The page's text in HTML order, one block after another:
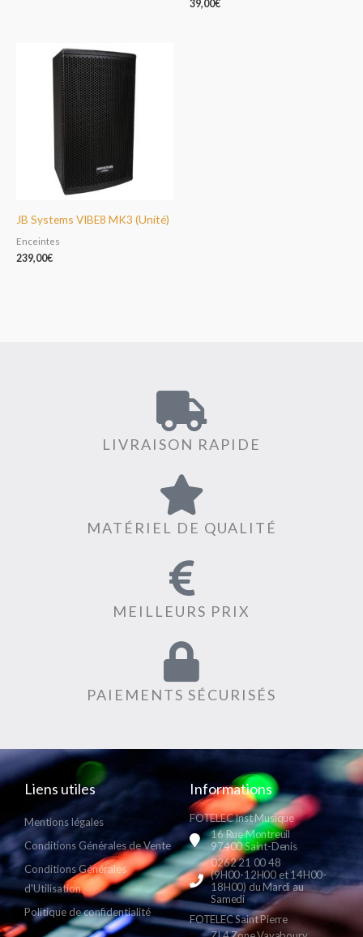
39,00€
JB Systems VIBE8 MK3 (Unité)
Enceintes
239,00€
LIVRAISON RAPIDE
MATÉRIEL DE QUALITÉ
MEILLEURS PRIX
PAIEMENTS SÉCURISÉS
Liens utiles
Mentions légales
Conditions Générales de Vente
Conditions Générales
d'Utilisation
Politique de confidentialité
Informations
FOTELEC Inst Musique
16 Rue Montreuil
97400 Saint-Denis
0262 21 00 48
(9H00-12H00 et 14H00-
18H00) du Mardi au
Samedi
FOTELEC Saint Pierre